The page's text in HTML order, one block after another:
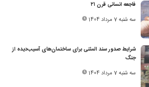
فاجعه انسانی قرن ۲۱
سه شنبه 7 مرداد 1404
شرایط صدور سند المثنی برای ساختمان‌های آسیب‌دیده از
جنگ
سه شنبه 7 مرداد 1404